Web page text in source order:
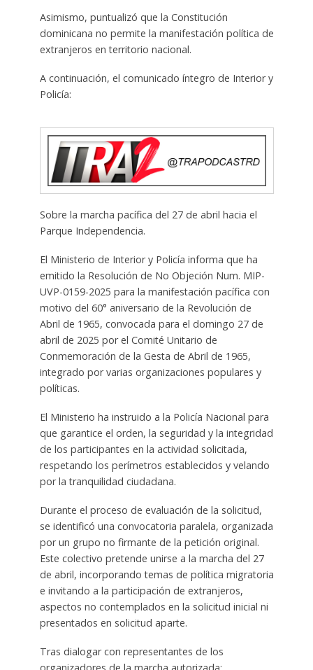
Asimismo, puntualizó que la Constitución
dominicana no permite la manifestación política de
extranjeros en territorio nacional.
A continuación, el comunicado íntegro de Interior y
Policía:
Sobre la marcha pacífica del 27 de abril hacia el
Parque Independencia.
El Ministerio de Interior y Policía informa que ha
emitido la Resolución de No Objeción Num. MIP-
UVP-0159-2025 para la manifestación pacífica con
motivo del 60° aniversario de la Revolución de
Abril de 1965, convocada para el domingo 27 de
abril de 2025 por el Comité Unitario de
Conmemoración de la Gesta de Abril de 1965,
integrado por varias organizaciones populares y
políticas.
El Ministerio ha instruido a la Policía Nacional para
que garantice el orden, la seguridad y la integridad
de los participantes en la actividad solicitada,
respetando los perímetros establecidos y velando
por la tranquilidad ciudadana.
Durante el proceso de evaluación de la solicitud,
se identificó una convocatoria paralela, organizada
por un grupo no firmante de la petición original.
Este colectivo pretende unirse a la marcha del 27
de abril, incorporando temas de política migratoria
e invitando a la participación de extranjeros,
aspectos no contemplados en la solicitud inicial ni
presentados en solicitud aparte.
Tras dialogar con representantes de los
organizadores de la marcha autorizada: